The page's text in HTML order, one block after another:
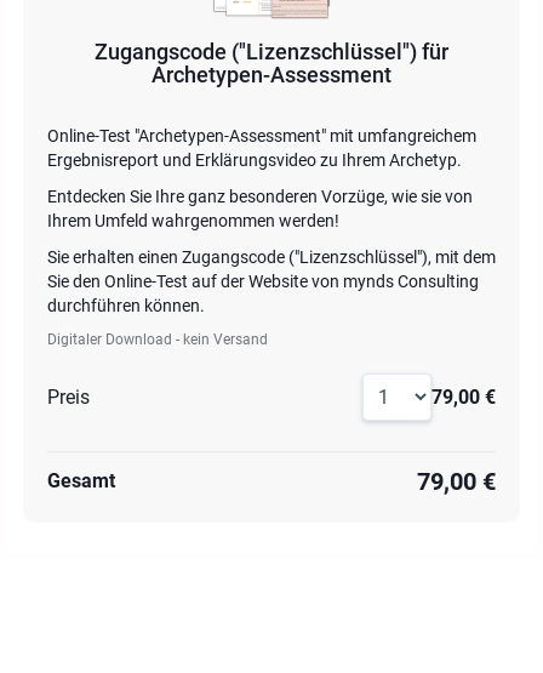
Zugangscode ("Lizenzschlüssel") für
Archetypen-Assessment
Online-Test "Archetypen-Assessment" mit umfangreichem
Ergebnisreport und Erklärungsvideo zu Ihrem Archetyp.
Entdecken Sie Ihre ganz besonderen Vorzüge, wie sie von
Ihrem Umfeld wahrgenommen werden!
Sie erhalten einen Zugangscode ("Lizenzschlüssel"), mit dem
Sie den Online-Test auf der Website von mynds Consulting
durchführen können.
Digitaler Download - kein Versand
Preis 79,00 €
Gesamt 79,00 €